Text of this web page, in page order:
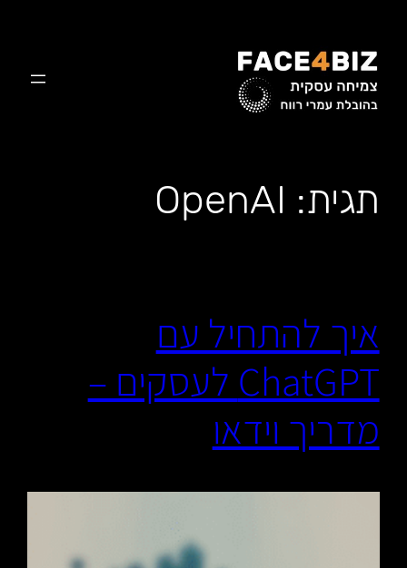
תגית: OpenAI
איך להתחיל עם
ChatGPT לעסקים –
מדריך וידאו